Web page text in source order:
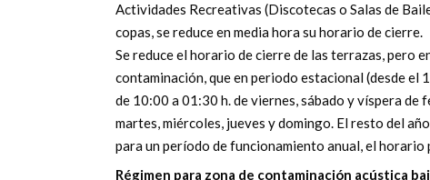
Actividades Recreativas (Discotecas o Salas de
copas, se reduce en media hora su horario de cierre.
Se reduce el horario de cierre de las terrazas, pero
contaminación, que en periodo estacional (desde el
de 10:00 a 01:30 h. de viernes, sábado y víspera de
martes, miércoles, jueves y domingo. El resto del
para un período de funcionamiento anual, el
Régimen para zona de contaminación acústica